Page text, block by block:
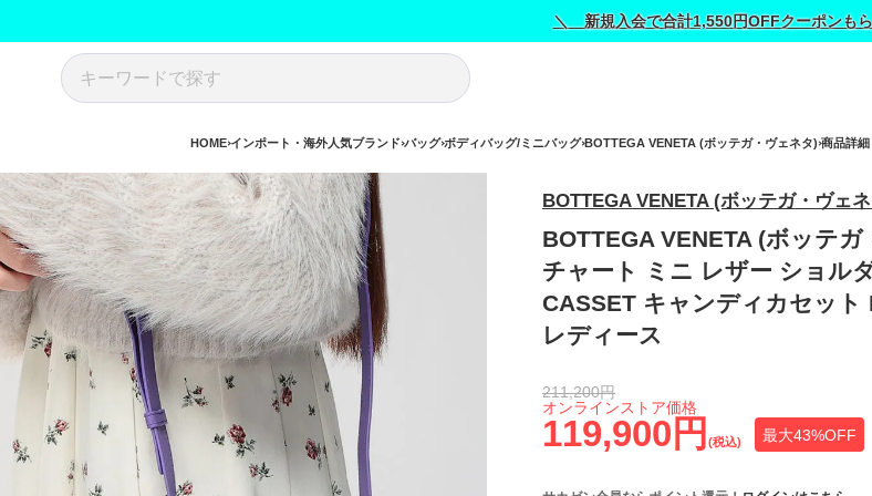
＼ 新規入会で合計1,550円OFFクーポンも
HOME インポート・海外人気ブランド バッグ ボディバッグ/ミニバッグ BOTTEGA VENETA (ボッテガ・ヴェネタ) 商品詳細
BOTTEGA VENETA (ボッテガ・ヴェ
BOTTEGA VENETA (ボッテ
チャート ミニ レザー ショル
CASSET キャンディカセット
レディース
119,900円 (税込) 最大43%OFF
オンラインストア価格
211,200円